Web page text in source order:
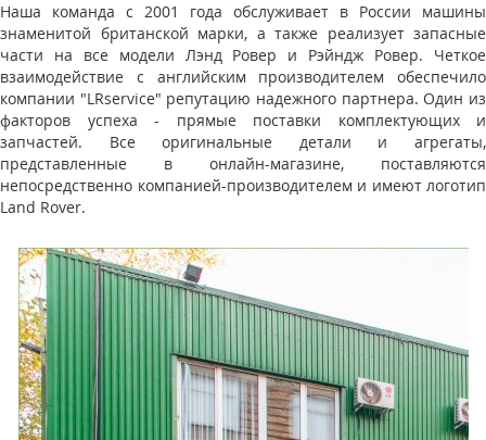
Наша команда с 2001 года обслуживает в России машины
знаменитой британской марки, а также реализует запасные
части на все модели Лэнд Ровер и Рэйндж Ровер. Четкое
взаимодействие с английским производителем обеспечило
компании "LRservice" репутацию надежного партнера. Один из
факторов успеха - прямые поставки комплектующих и
запчастей. Все оригинальные детали и агрегаты,
представленные в онлайн-магазине, поставляются
непосредственно компанией-производителем и имеют логотип
Land Rover.